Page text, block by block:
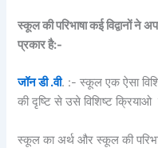
स्कूल की परिभाषा कई विद्वानों ने
प्रकार है:-
जॉन डी .वी. :- स्कूल एक ऐसा
की दृष्टि से उसे विशिष्ट क्रियाओ
स्कूल का अर्थ और स्कूल की